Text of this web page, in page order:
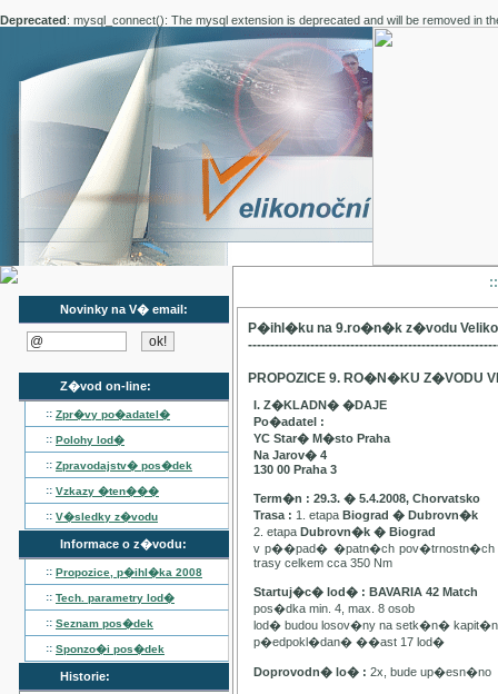
Deprecated: mysql_connect(): The mysql extension is deprecated and will be removed in
Novinky na V� email:
Z�vod on-line:
:: Zpr�vy po�adatel�
:: Polohy lod�
:: Zpravodajstv� pos�dek
:: Vzkazy �ten���
:: V�sledky z�vodu
Informace o z�vodu:
:: Propozice, p�ihl�ka 2008
:: Tech. parametry lod�
:: Seznam pos�dek
:: Sponzo�i pos�dek
Historie:
P�ihl�ku na 9.ro�n�k z�vodu
PROPOZICE 9. RO�N�KU Z�VODU
I. Z�KLADN� �DAJE
Po�adatel :
YC Star� M�sto Praha
Na Jarov� 4
130 00 Praha 3
Term�n : 29.3. � 5.4.2008, Chorvatsko
Trasa : 1. etapa Biograd � Dubrovn�k
2. etapa Dubrovn�k � Biograd
v p��pad� �patn�ch pov�trnostn�ch
trasy celkem cca 350 Nm
Startuj�c� lod� : BAVARIA 42 Match
pos�dka min. 4, max. 8 osob
lod� budou losov�ny na setk�n�
p�edpokl�dan� ��ast 17 lod�
Doprovodn� lo� : 2x, bude up�esn�no